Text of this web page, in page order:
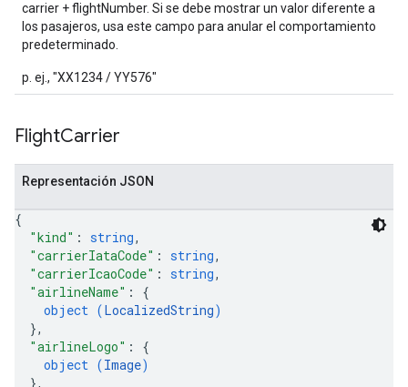
carrier + flightNumber. Si se debe mostrar un valor diferente a
los pasajeros, usa este campo para anular el comportamiento
predeterminado.
p. ej., "XX1234 / YY576"
FlightCarrier
Representación JSON
{
"kind" : string,
"carrierIataCode" : string,
"carrierIcaoCode" : string,
"airlineName" : {
object (LocalizedString)
},
"airlineLogo" : {
object (Image)
},